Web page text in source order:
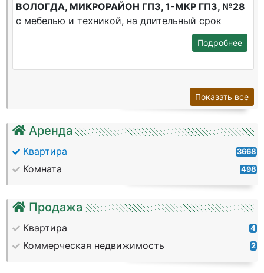
Аренда
Квартира 3668
Комната 498
Продажа
Квартира 4
Коммерческая недвижимость 2
ВОЛОГДА, МИКРОРАЙОН ГПЗ, 1-МКР ГПЗ, №28
с мебелью и техникой, на длительный срок
Подробнее
Показать все